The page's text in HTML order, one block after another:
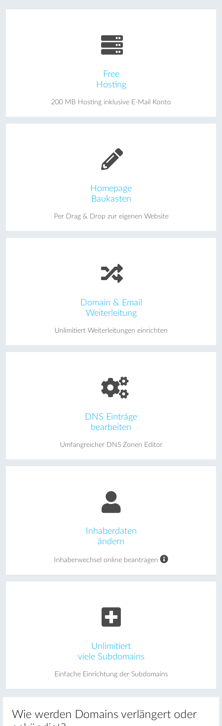
Free
Hosting
200 MB Hosting inklusive E-Mail Konto
Homepage
Baukasten
Per Drag & Drop zur eigenen Website
Domain & Email
Weiterleitung
Unlimitiert Weiterleitungen einrichten
DNS Einträge
bearbeiten
Umfangreicher DNS Zonen Editor
Inhaberdaten
ändern
Inhaberwechsel online beantragen
Unlimitiert
viele Subdomains
Einfache Einrichtung der Subdomains
Wie werden Domains verlängert oder